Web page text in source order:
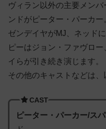
ヴィラン以外の主要メン
ンドがピーター・パーカー
ゼンデイヤがMJ、ネッド
ピーはジョン・ファヴロ
イらが引き続き演じます。
その他のキャストなどは、
CAST
ピーター・パーカー/ス